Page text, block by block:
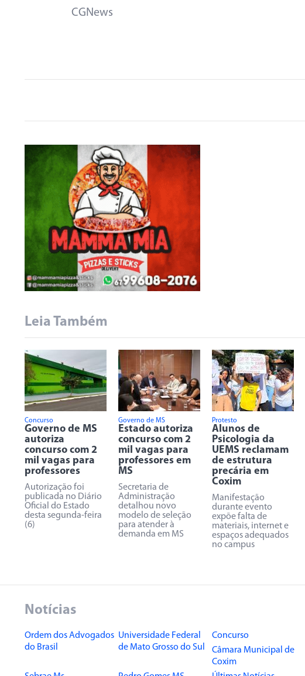
CGNews
Leia Também
Concurso
Governo de MS
autoriza
concurso com 2
mil vagas para
professores
Autorização foi
publicada no Diário
Oficial do Estado
desta segunda-feira
(6)
Governo de MS
Estado autoriza
concurso com 2
mil vagas para
professores em
MS
Secretaria de
Administração
detalhou novo
modelo de seleção
para atender à
demanda em MS
Protesto
Alunos de
Psicologia da
UEMS reclamam
de estrutura
precária em
Coxim
Manifestação
durante evento
expõe falta de
materiais, internet e
espaços adequados
no campus
Notícias
Ordem dos Advogados
do Brasil
Universidade Federal
de Mato Grosso do Sul
Concurso
Câmara Municipal de
Coxim